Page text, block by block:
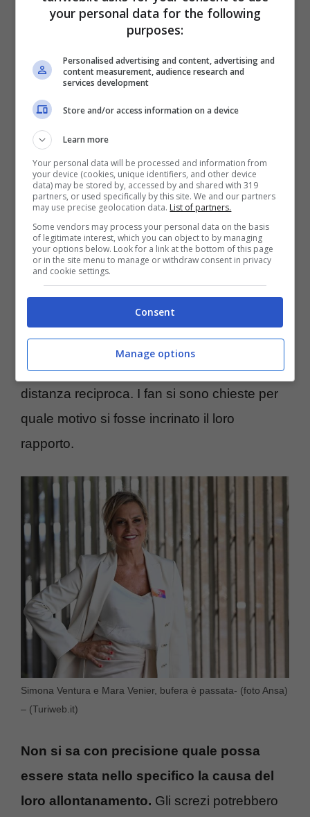
C’è stato un tempo in cui Mara Venier e
Simona Ventura sono state amiche.Le
due donne hanno condiviso gli stessi ideali e
la passione per il lavoro. Tuttavia non basta
avere dei punti in comune per portare avanti
un buon rapporto. Le due professioniste,
infatti, hanno attraversato un periodo di
distanza reciproca. I fan si sono chieste per
quale motivo si fosse incrinato il loro
rapporto.
Simona Ventura e Mara Venier, bufera è passata- (foto Ansa)
– (Turiweb.it)
Non si sa con precisione quale possa
essere stata nello specifico la causa del
loro allontanamento. Gli screzi potrebbero
your personal data for the following
purposes:
Personalised advertising and content, advertising and
content measurement, audience research and
services development
Store and/or access information on a device
Learn more
Your personal data will be processed and information from
your device (cookies, unique identifiers, and other device
data) may be stored by, accessed by and shared with 319
partners, or used specifically by this site. We and our partners
may use precise geolocation data. List of partners.
Some vendors may process your personal data on the basis
of legitimate interest, which you can object to by managing
your options below. Look for a link at the bottom of this page
or in the site menu to manage or withdraw consent in privacy
and cookie settings.
Consent
Manage options